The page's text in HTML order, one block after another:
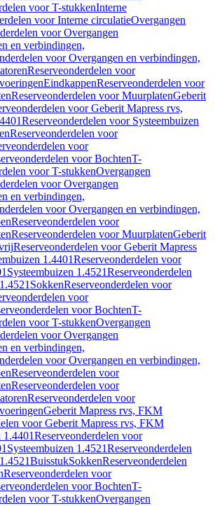
voor T-stukkenInterne
voor Interne circulatieOvergangen
voor Overgangen
en verbindingen,
voor Overgangen en verbindingen,
Reserveonderdelen voor
EindkappenReserveonderdelen voor
Reserveonderdelen voor MuurplatenGeberit
voor Geberit Mapress rvs,
Reserveonderdelen voor Systeembuizen
Reserveonderdelen voor
voor
voor BochtenT-
voor T-stukkenOvergangen
voor Overgangen
en verbindingen,
voor Overgangen en verbindingen,
Reserveonderdelen voor
Reserveonderdelen voor MuurplatenGeberit
Reserveonderdelen voor Geberit Mapress
1.4401Reserveonderdelen voor
Systeembuizen 1.4521Reserveonderdelen
SokkenReserveonderdelen voor
voor
voor BochtenT-
voor T-stukkenOvergangen
voor Overgangen
en verbindingen,
voor Overgangen en verbindingen,
Reserveonderdelen voor
Reserveonderdelen voor
Reserveonderdelen voor
Geberit Mapress rvs, FKM
voor Geberit Mapress rvs, FKM
1.4401Reserveonderdelen voor
Systeembuizen 1.4521Reserveonderdelen
BuisstukSokkenReserveonderdelen
Reserveonderdelen voor
voor BochtenT-
voor T-stukkenOvergangen